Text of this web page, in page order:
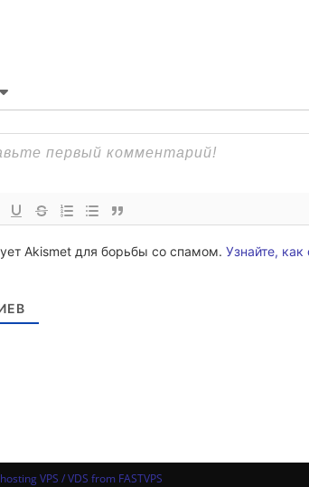
Akismet для борьбы со спамом. Узнайте,
VPS / VDS from FASTVPS